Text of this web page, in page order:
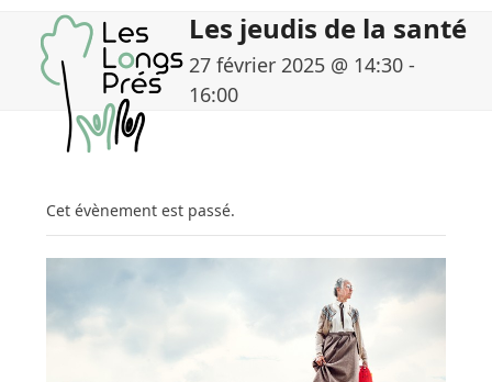
content
Open
mobile
menu
Close
mobile
menu
Les jeudis de la santé
27 février 2025 @ 14:30 -
16:00
Cet évènement est passé.